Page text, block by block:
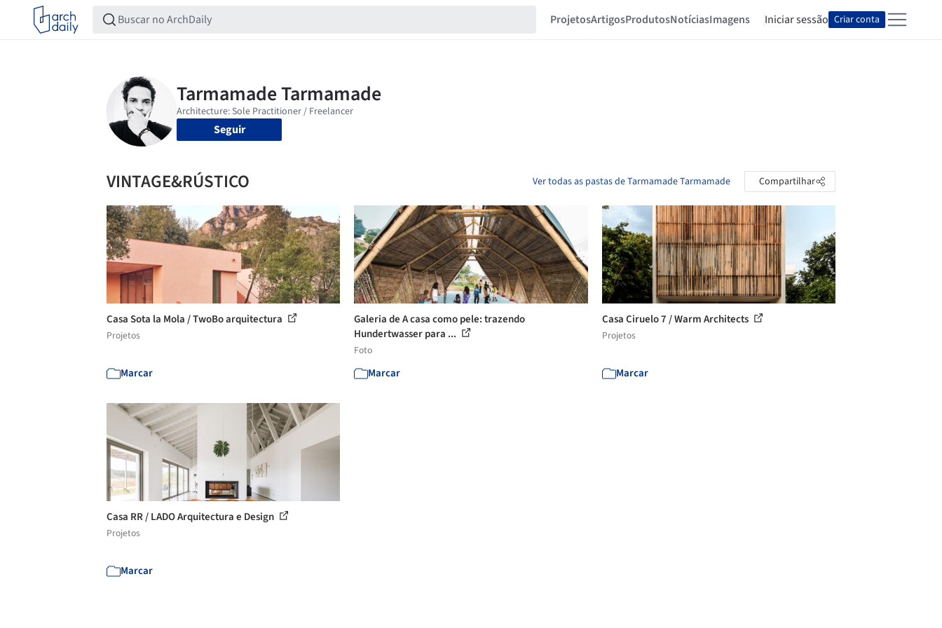
ProjetosArtigosProdutosNotíciasImagens Iniciar sessão Criar conta
Seguir
VINTAGE&RÚSTICO Ver todas as pastas de Tarmamade Tarmamade Compartilhar
Casa Sota la Mola / TwoBo arquitectura
Projetos
Marcar
Galeria de A casa como pele: trazendo
Hundertwasser para ...
Foto
Marcar
Casa Ciruelo 7 / Warm Architects
Projetos
Marcar
Casa RR / LADO Arquitectura e Design
Projetos
Marcar